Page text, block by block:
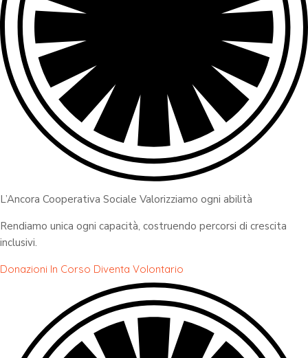
L’Ancora Cooperativa Sociale Valorizziamo ogni abilità
Rendiamo unica ogni capacità, costruendo percorsi di crescita
inclusivi.
Donazioni In Corso Diventa Volontario